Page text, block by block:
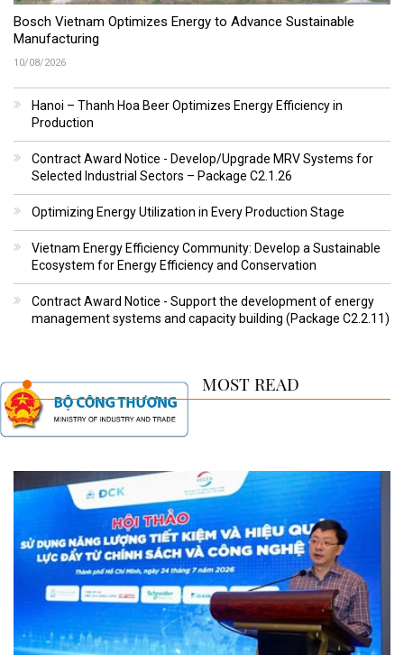
Bosch Vietnam Optimizes Energy to Advance Sustainable
Manufacturing
10/08/2026
Hanoi – Thanh Hoa Beer Optimizes Energy Efficiency in
Production
Contract Award Notice - Develop/Upgrade MRV Systems for
Selected Industrial Sectors – Package C2.1.26
Optimizing Energy Utilization in Every Production Stage
Vietnam Energy Efficiency Community: Develop a Sustainable
Ecosystem for Energy Efficiency and Conservation
Contract Award Notice - Support the development of energy
management systems and capacity building (Package C2.2.11)
MOST READ